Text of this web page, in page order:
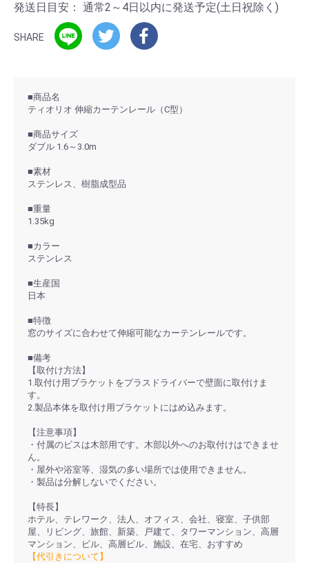
発送日目安： 通常2～4日以内に発送予定(土日祝除く)
SHARE
■商品名
ティオリオ 伸縮カーテンレール（C型）
■商品サイズ
ダブル 1.6～3.0m
■素材
ステンレス、樹脂成型品
■重量
1.35kg
■カラー
ステンレス
■生産国
日本
■特徴
窓のサイズに合わせて伸縮可能なカーテンレールです。
■備考
【取付け方法】
1.取付け用ブラケットをプラスドライバーで壁面に取付けま
す。
2.製品本体を取付け用ブラケットにはめ込みます。
【注意事項】
・付属のビスは木部用です。木部以外へのお取付けはできませ
ん。
・屋外や浴室等、湿気の多い場所では使用できません。
・製品は分解しないでください。
【特長】
ホテル、テレワーク、法人、オフィス、会社、寝室、子供部
屋、リビング、旅館、新築、戸建て、タワーマンション、高層
マンション、ビル、高層ビル、施設、在宅、おすすめ
【代引きについて】